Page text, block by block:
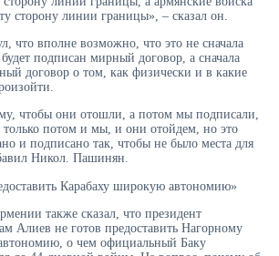
сторону линии границы», – сказал он.
что вполне возможно, что это не сначала
подписан мирный договор, а сначала
договор о том, как физически и в какие
чтобы они отошли, а потом мы подписали,
только потом и мы, и они отойдем, но это
и подписано так, чтобы не было места для
Никол. Пашинян.
Карабаху широкую автономию»
также сказал, что президент
Алиев не готов предоставить Нагорному
о чем официальный Баку